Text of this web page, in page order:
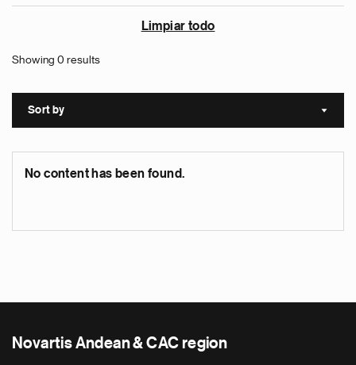
Limpiar todo
Showing 0 results
Sort by Sort
No content has been found.
Novartis Andean & CAC region